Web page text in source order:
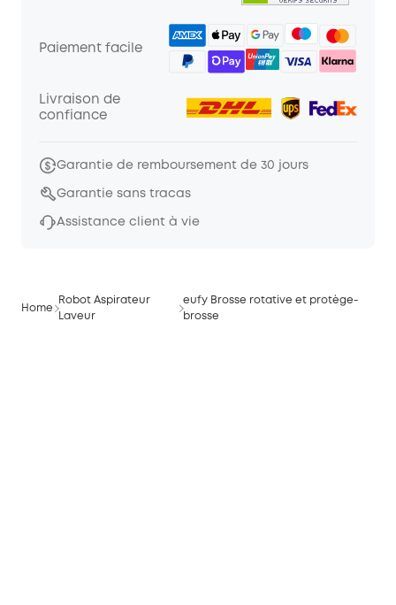
Paiement facile
Livraison de
confiance
Garantie de remboursement de 30 jours
Garantie sans tracas
Assistance client à vie
Home
Robot Aspirateur
Laveur
eufy Brosse rotative et protège-
brosse